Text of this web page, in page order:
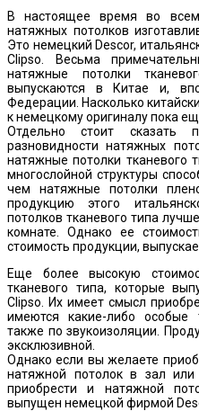
В настоящее время во
натяжных потолков
Это немецкий Descor,
Clipso. Весьма
натяжные потолки
выпускаются в Китае и,
Федерации. Насколько
к немецкому оригиналу пока
Отдельно стоит сказать
разновидности натяжных
натяжные потолки тканевого
многослойной структуры
чем натяжные потолки
продукцию этого
потолков тканевого типа
комнате. Однако ее
стоимость продукции,
Еще более высокую
тканевого типа, которые
Clipso. Их имеет смысл
имеются какие-либо особые
также по звукоизоляции.
эксклюзивной.
Однако если вы желаете
натяжной потолок в зал
приобрести и натяжной
выпущен немецкой фирмой